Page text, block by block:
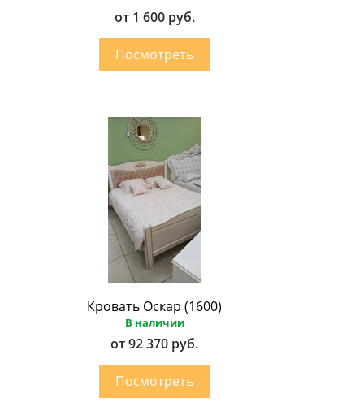
от 1 600 руб.
Кровать Оскар (1600)
В наличии
от 92 370 руб.